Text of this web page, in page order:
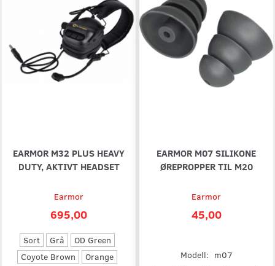
EARMOR M32 PLUS HEAVY
DUTY, AKTIVT HEADSET
Earmor
695,00
Sort Grå
OD Green
Coyote Brown
Orange
EARMOR M07 SILIKONE
ØREPROPPER TIL M20
Earmor
45,00
Modell: m07